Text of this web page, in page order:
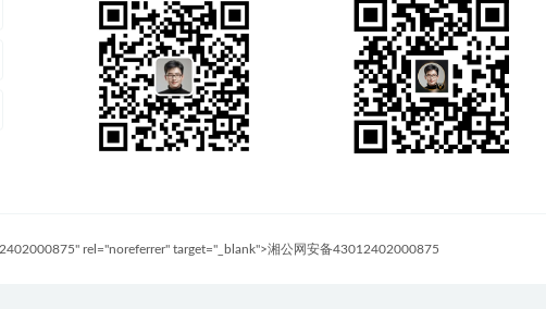
rel="noreferrer" target="_blank">湘公网安备43012402000875